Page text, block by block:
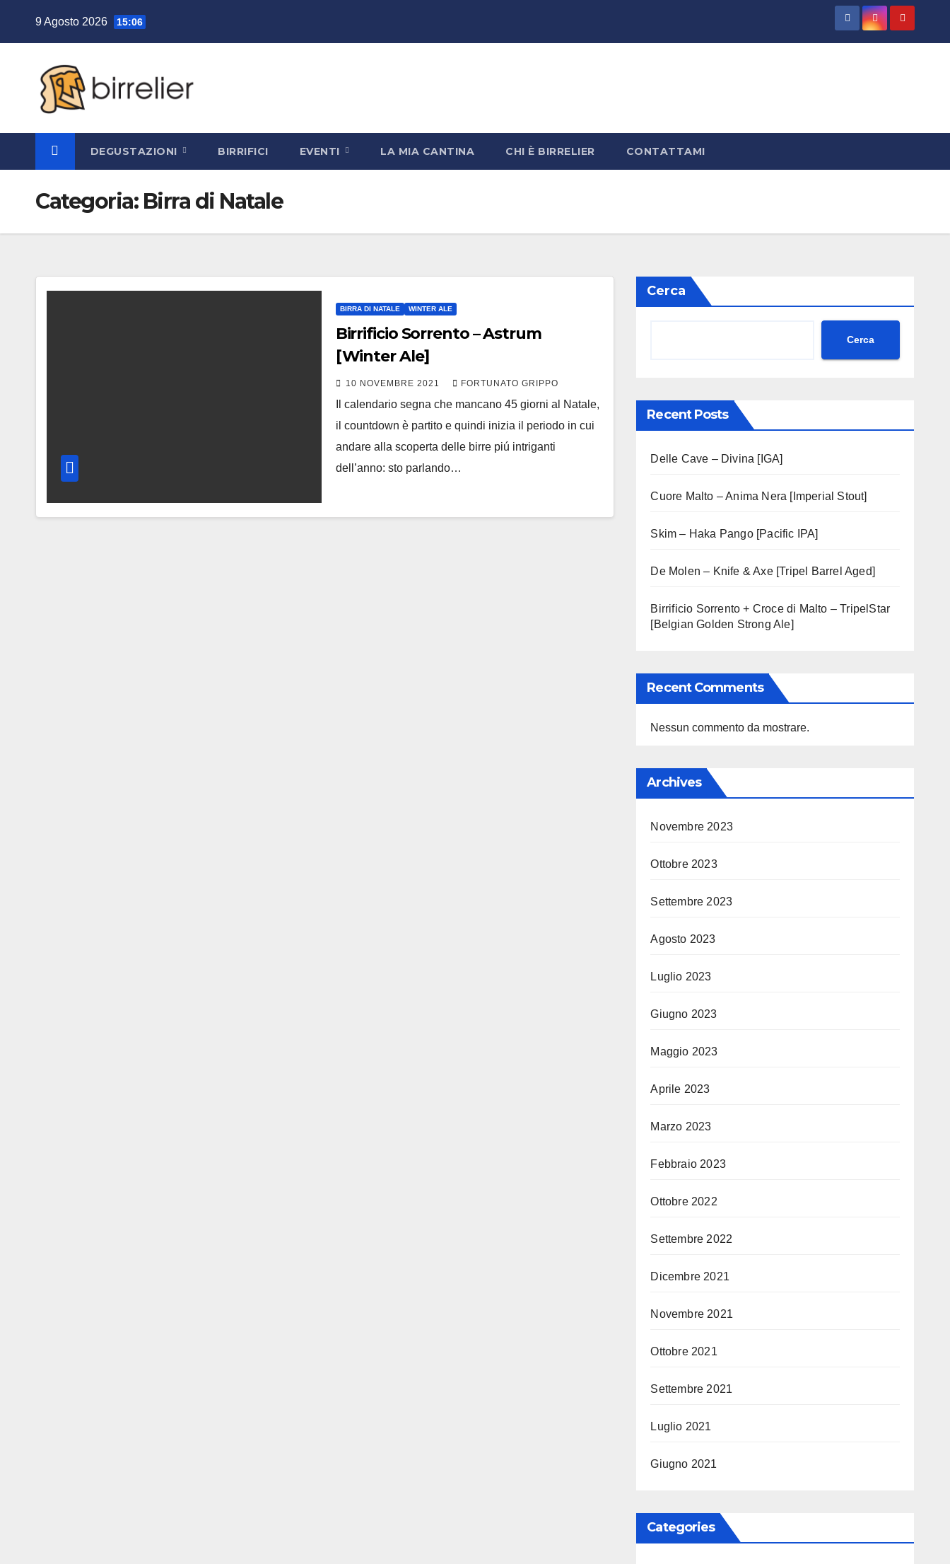
9 Agosto 2026 15:06
DEGUSTAZIONI BIRRIFICI EVENTI LA MIA CANTINA CHI È BIRRELIER CONTATTAMI
Categoria: Birra di Natale
BIRRA DI NATALE WINTER ALE
Birrificio Sorrento – Astrum
[Winter Ale]
10 NOVEMBRE 2021 FORTUNATO GRIPPO
Il calendario segna che mancano 45 giorni al Natale,
il countdown è partito e quindi inizia il periodo in cui
andare alla scoperta delle birre piú intriganti
dell’anno: sto parlando…
Cerca
Cerca
Recent Posts
Delle Cave – Divina [IGA]
Cuore Malto – Anima Nera [Imperial Stout]
Skim – Haka Pango [Pacific IPA]
De Molen – Knife & Axe [Tripel Barrel Aged]
Birrificio Sorrento + Croce di Malto – TripelStar
[Belgian Golden Strong Ale]
Recent Comments
Nessun commento da mostrare.
Archives
Novembre 2023
Ottobre 2023
Settembre 2023
Agosto 2023
Luglio 2023
Giugno 2023
Maggio 2023
Aprile 2023
Marzo 2023
Febbraio 2023
Ottobre 2022
Settembre 2022
Dicembre 2021
Novembre 2021
Ottobre 2021
Settembre 2021
Luglio 2021
Giugno 2021
Categories